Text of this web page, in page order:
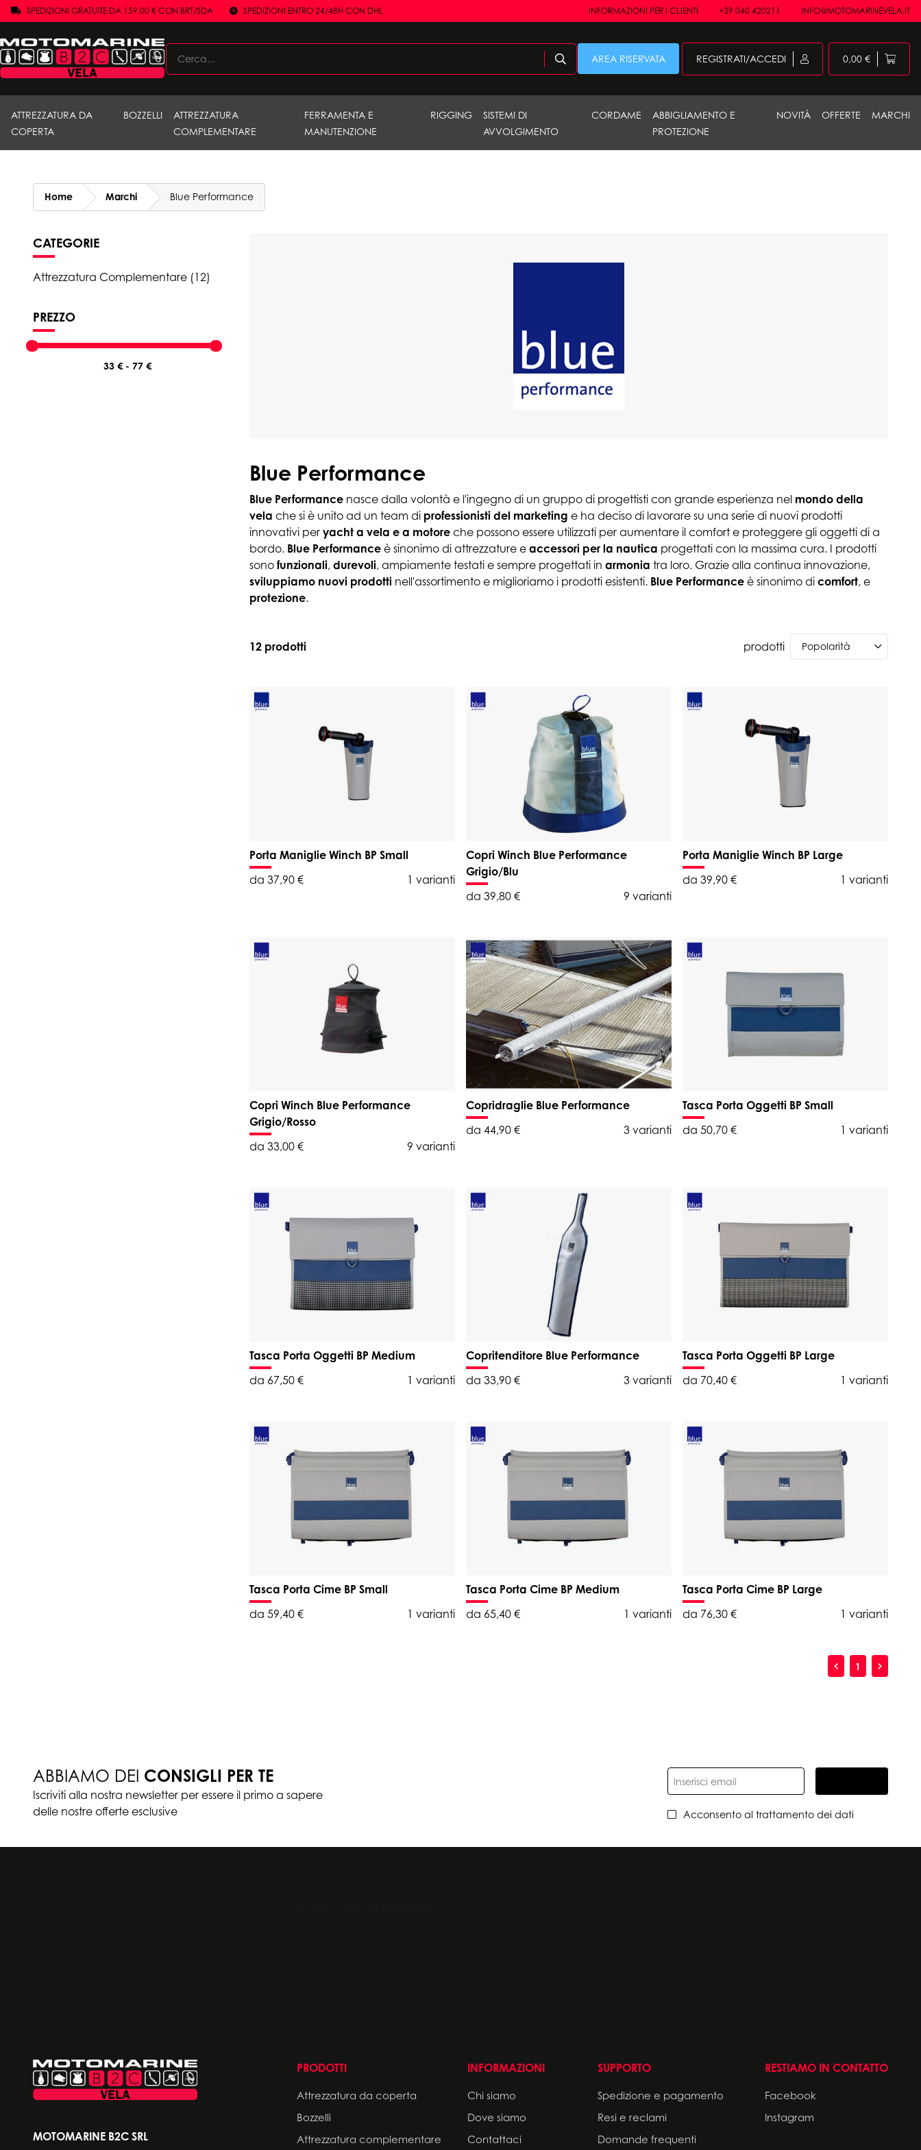
SPEDIZIONI GRATUITE DA 159,00 € CON BRT/SDA SPEDIZIONI ENTRO 24/48H CON DHL INFORMAZIONI PER I CLIENTI +39 040 420211 INFO@MOTOMARINEVELA.IT
AREA RISERVATA REGISTRATI/ACCEDI 0,00 €
ATTREZZATURA DA
COPERTA
BOZZELLI
ATTREZZATURA
COMPLEMENTARE
FERRAMENTA E
MANUTENZIONE
RIGGING
SISTEMI DI
AVVOLGIMENTO
CORDAME
ABBIGLIAMENTO E
PROTEZIONE
NOVITÀ OFFERTE MARCHI
Home Marchi Blue Performance
CATEGORIE
Attrezzatura Complementare (12)
PREZZO
Blue Performance
Blue Performance nasce dalla volontà e l'ingegno di un gruppo di progettisti con grande esperienza nel mondo della
vela che si è unito ad un team di professionisti del marketing e ha deciso di lavorare su una serie di nuovi prodotti
innovativi per yacht a vela e a motore che possono essere utilizzati per aumentare il comfort e proteggere gli oggetti di a
bordo. Blue Performance è sinonimo di attrezzature e accessori per la nautica progettati con la massima cura. I prodotti
sono funzionali, durevoli, ampiamente testati e sempre progettati in armonia tra loro. Grazie alla continua innovazione,
sviluppiamo nuovi prodotti nell'assortimento e miglioriamo i prodotti esistenti. Blue Performance è sinonimo di comfort, e
protezione.
12 prodotti prodotti
Porta Maniglie Winch BP Small
da 37,90 €
1 varianti
Copri Winch Blue Performance
Grigio/Blu
da 39,80 €
9 varianti
Porta Maniglie Winch BP Large
da 39,90 €
1 varianti
Copri Winch Blue Performance
Grigio/Rosso
da 33,00 €
9 varianti
Copridraglie Blue Performance
da 44,90 €
3 varianti
Tasca Porta Oggetti BP Small
da 50,70 €
1 varianti
Tasca Porta Oggetti BP Medium
da 67,50 €
1 varianti
Copritenditore Blue Performance
da 33,90 €
3 varianti
Tasca Porta Oggetti BP Large
da 70,40 €
1 varianti
Tasca Porta Cime BP Small
da 59,40 €
1 varianti
Tasca Porta Cime BP Medium
da 65,40 €
1 varianti
Tasca Porta Cime BP Large
da 76,30 €
1 varianti
1
ABBIAMO DEI CONSIGLI PER TE
Iscriviti alla nostra newsletter per essere il primo a sapere
delle nostre offerte esclusive
Acconsento al trattamento dei dati
MOTOMARINE B2C SRL
PRODOTTI
Attrezzatura da coperta
Bozzelli
Attrezzatura complementare
INFORMAZIONI
Chi siamo
Dove siamo
Contattaci
SUPPORTO
Spedizione e pagamento
Resi e reclami
Domande frequenti
RESTIAMO IN CONTATTO
Facebook
Instagram